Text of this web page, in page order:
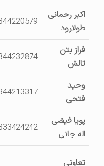
اکبر رحمانی
طولارود
1344220579
فراز بتن
تالش
1344232874
وحید
فتحی
1344213317
پویا فیضی
اله جانی
1333424242
تعاونی